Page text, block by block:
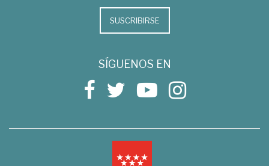
SUSCRIBIRSE
SÍGUENOS EN